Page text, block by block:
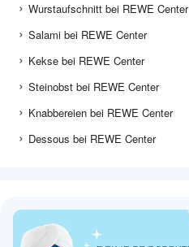
Wurstaufschnitt bei REWE Center
Salami bei REWE Center
Kekse bei REWE Center
Steinobst bei REWE Center
Knabbereien bei REWE Center
Dessous bei REWE Center